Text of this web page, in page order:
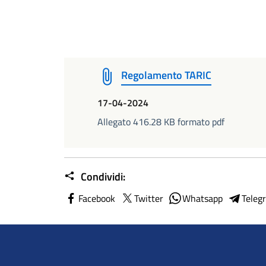
Regolamento TARIC
17-04-2024
Allegato 416.28 KB formato pdf
Condividi:
Facebook Twitter Whatsapp